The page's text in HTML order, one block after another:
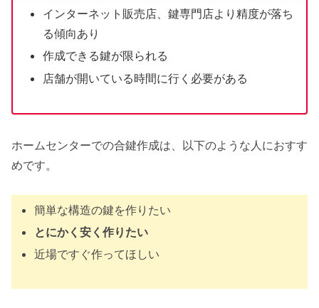
インターネット販売店、鍵専門店より精度が落ち
る傾向あり
作成できる鍵が限られる
店舗が開いている時間に行く必要がある
ホームセンターでの合鍵作成は、以下のような人におすす
めです。
簡単な構造の鍵を作りたい
とにかく安く作りたい
近場ですぐ作ってほしい